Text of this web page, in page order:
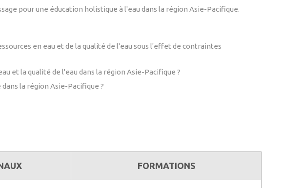
pour une éducation holistique à l'eau dans la région Asie-Pacifique.
en eau et de la qualité de l'eau sous l'effet de contraintes
et la qualité de l'eau dans la région Asie-Pacifique ?
la région Asie-Pacifique ?
FORMATIONS